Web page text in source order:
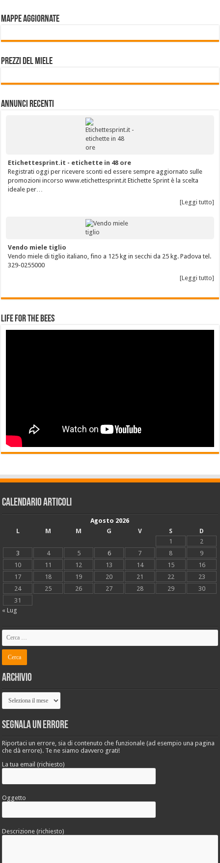
Mappe aggiornate
Prezzi del miele
Annunci Recenti
Etichettesprint.it - etichette in 48 ore
Registrati oggi per ricevere sconti ed essere sempre aggiornato sulle
promozioni incorso www.etichettesprint.it Etichette Sprint è la scelta
ideale per…
[Leggi tutto]
Vendo miele tiglio
Vendo miele di tiglio italiano, fino a 125 kg in secchi da 25 kg. Padova tel.
329-0255000
[Leggi tutto]
Life for the Bees
Calendario articoli
Agosto 2026
L
M M G V S
D
1
2
3
4 5 6 7 8
9
10
11 12 13 14 15
16
17
18 19 20 21 22
23
24
25 26 27 28 29
30
31
« Lug
Archivio
Archivio
Segnala un errore
Riportaci un errore, sia di contenuto che funzionale (ad esempio una pagina
che dà errore). Te ne siamo davvero grati!
La tua email (richiesto)
Oggetto
Descrizione (richiesto)